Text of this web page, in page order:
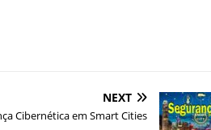
NEXT
Cibernética em Smart Cities